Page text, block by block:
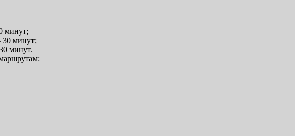
минут;
30 минут;
минут.